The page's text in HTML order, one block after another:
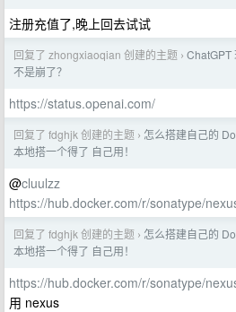
注册充值了,晚上回去试试
回复了 zhongxiaoqian 创建的主题 › ChatGPT
不是崩了？
https://status.openai.com/
回复了 fdghjk 创建的主题 › 怎么搭建自己的
本地搭一个得了 自己用！
@cluulzz
https://hub.docker.com/r/sonatype/
回复了 fdghjk 创建的主题 › 怎么搭建自己的
本地搭一个得了 自己用！
https://hub.docker.com/r/sonatype/
用 nexus